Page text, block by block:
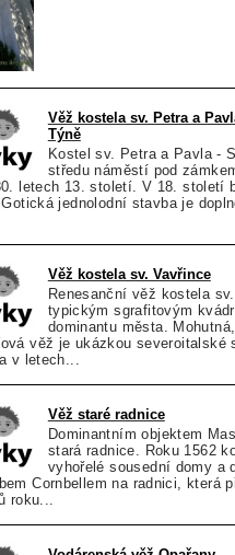
Věž kostela sv. Petra a
Týně
Kostel sv. Petra a Pavla -
středu náměstí pod
letech 13. století. V 18. století
jednolodní stavba je
Věž kostela sv. Vavřince
Renesanční věž kostela
typickým sgrafitovým
dominantu města.
věž je ukázkou severoitalské
v letech...
Věž staré radnice
Dominantním objektem
stará radnice. Roku 1562
vyhořelé sousední domy a
Cornbellem na radnici, která
roku...